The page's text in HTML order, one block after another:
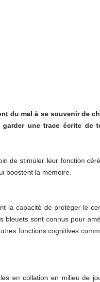
du mal à se souvenir de
garder une trace écrite
de stimuler leur fonction
boostent la mémoire.
la capacité de protéger le
bleuets sont connus pour
fonctions cognitives
en collation en milieu de